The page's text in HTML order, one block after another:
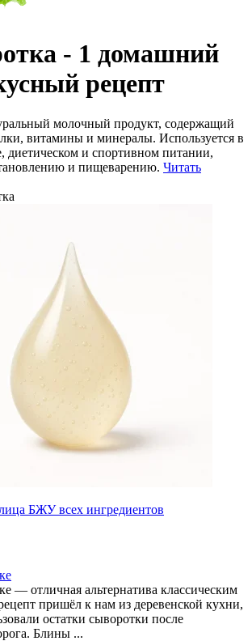
- 1 домашний
рецепт
молочный продукт, содержащий
витамины и минералы. Используется в
диетическом и спортивном питании,
и пищеварению. Читать
БЖУ всех ингредиентов
— отличная альтернатива классическим
пришёл к нам из деревенской кухни,
остатки сыворотки после
Блины ...